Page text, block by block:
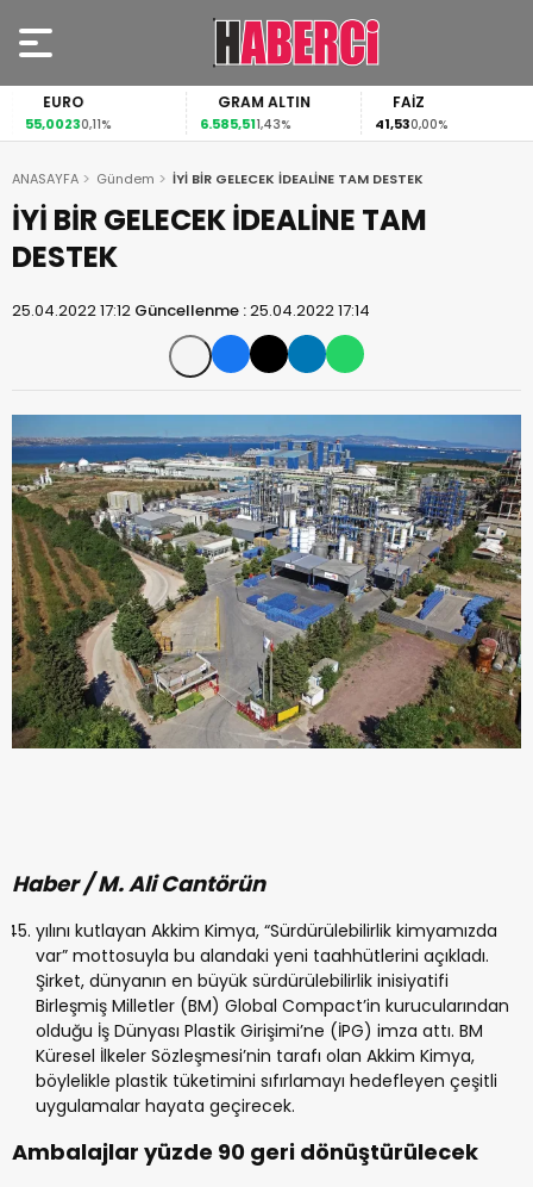
EURO
55,00230,11%
GRAM ALTIN
6.585,511,43%
FAİZ
41,530,00%
ANASAYFA Gündem İYİ BİR GELECEK İDEALİNE TAM DESTEK
İYİ BİR GELECEK İDEALİNE TAM
DESTEK
25.04.2022 17:12 Güncellenme :25.04.2022 17:14
Haber / M. Ali Cantörün
yılını kutlayan Akkim Kimya, “Sürdürülebilirlik kimyamızda
var” mottosuyla bu alandaki yeni taahhütlerini açıkladı.
Şirket, dünyanın en büyük sürdürülebilirlik inisiyatifi
Birleşmiş Milletler (BM) Global Compact’in kurucularından
olduğu İş Dünyası Plastik Girişimi’ne (İPG) imza attı. BM
Küresel İlkeler Sözleşmesi’nin tarafı olan Akkim Kimya,
böylelikle plastik tüketimini sıfırlamayı hedefleyen çeşitli
uygulamalar hayata geçirecek.
Ambalajlar yüzde 90 geri dönüştürülecek